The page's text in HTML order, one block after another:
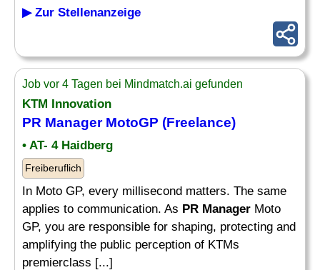
▶ Zur Stellenanzeige
Job vor 4 Tagen bei Mindmatch.ai gefunden
KTM Innovation
PR ManagerMotoGP (Freelance)
• AT- 4 Haidberg
Freiberuflich
In Moto GP, every millisecond matters. The same
applies to communication. As PR Manager Moto
GP, you are responsible for shaping, protecting and
amplifying the public perception of KTMs
premierclass [...]